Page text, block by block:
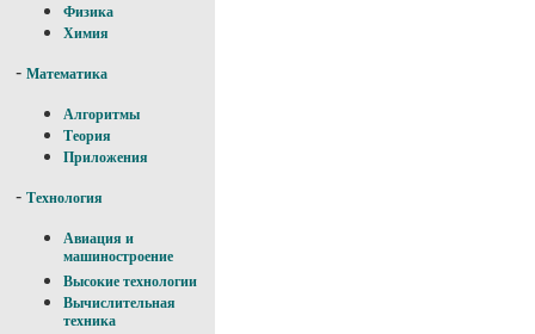
Физика
Химия
- Математика
Алгоритмы
Теория
Приложения
- Технология
Авиация и
машиностроение
Высокие технологии
Вычислительная
техника